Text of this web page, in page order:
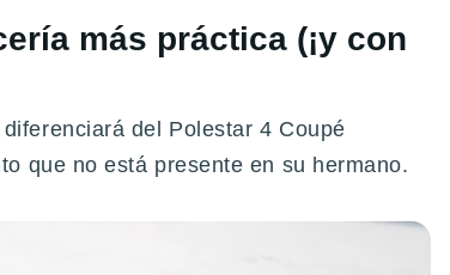
más práctica (¡y con
del Polestar 4 Coupé
que no está presente en su hermano.